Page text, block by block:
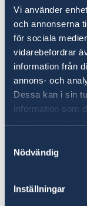
Vi använder
och annonserna
för sociala
vidarebefordrar
information från
annons- och
Dessa kan i sin
information som
samlat in när du
Nödvändig
Inställningar
Suecia.
Puede
un consulado
Consulados
El trámite es
presentar la
Ansökan